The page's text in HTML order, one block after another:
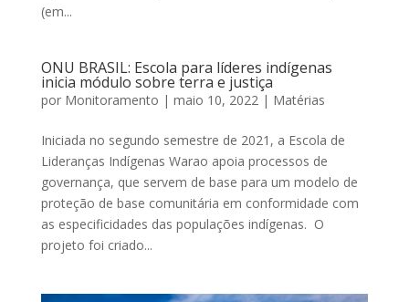
(em...
ONU BRASIL: Escola para líderes indígenas
inicia módulo sobre terra e justiça
por Monitoramento | maio 10, 2022 | Matérias
Iniciada no segundo semestre de 2021, a Escola de
Lideranças Indígenas Warao apoia processos de
governança, que servem de base para um modelo de
proteção de base comunitária em conformidade com
as especificidades das populações indígenas. O
projeto foi criado...